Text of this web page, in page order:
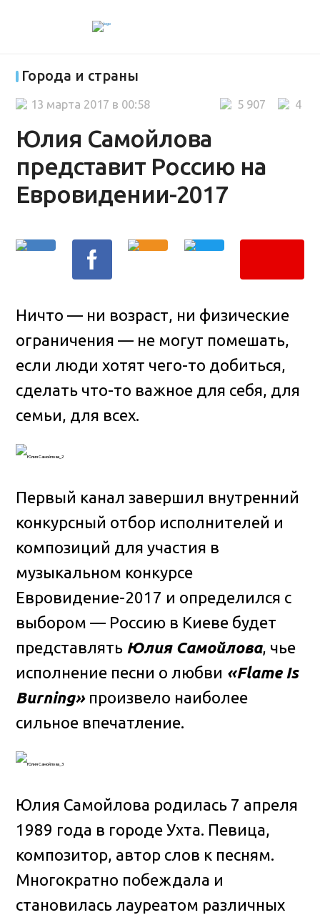
Города и страны
Юлия Самойлова
представит Россию на
Евровидении-2017
4
5 907
13 марта 2017 в 00:58
Ничто — ни возраст, ни физические
ограничения — не могут помешать,
если люди хотят чего-то добиться,
сделать что-то важное для себя, для
семьи, для всех.
Первый канал завершил внутренний
конкурсный отбор исполнителей и
композиций для участия в
музыкальном конкурсе
Евровидение-2017 и определился с
выбором — Россию в Киеве будет
представлять Юлия Самойлова, чье
исполнение песни о любви «Flame Is
Burning»произвело наиболее
сильное впечатление.
Юлия Самойлова родилась 7 апреля
1989 года в городе Ухта. Певица,
композитор, автор слов к песням.
Многократно побеждала и
становилась лауреатом различных